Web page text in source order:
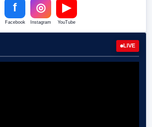
f
Facebook
◎
Instagram
▶
YouTube
LIVE